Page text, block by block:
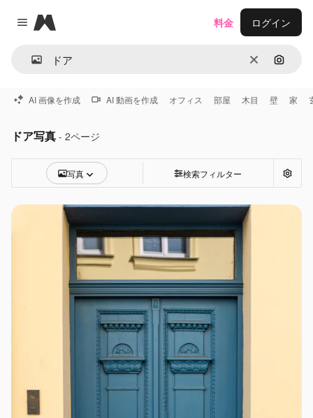
Close menu
Magnific
消去 画像で
料金 ログイン
AI 画像を作成 AI 動画を作成 オフィス 部屋 木目 壁 家
ドア写真 - 2ページ
写真 検索フィルター